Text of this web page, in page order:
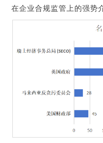
在企业合规监管上的强势